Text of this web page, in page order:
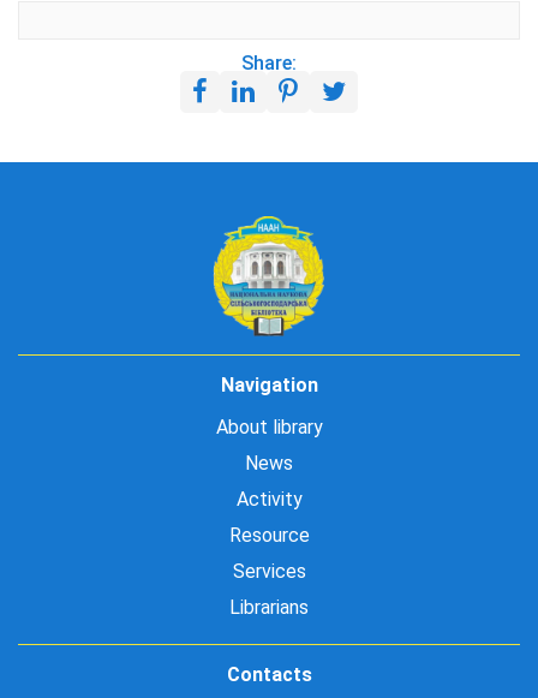
Share:
Navigation
About library
News
Activity
Resource
Services
Librarians
Contacts